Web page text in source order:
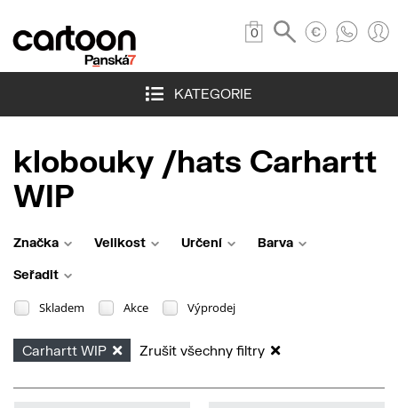
0
KATEGORIE
klobouky /hats Carhartt
WIP
Značka Velikost Určení Barva
Seřadit
Skladem Akce Výprodej
Carhartt WIP Zrušit všechny filtry